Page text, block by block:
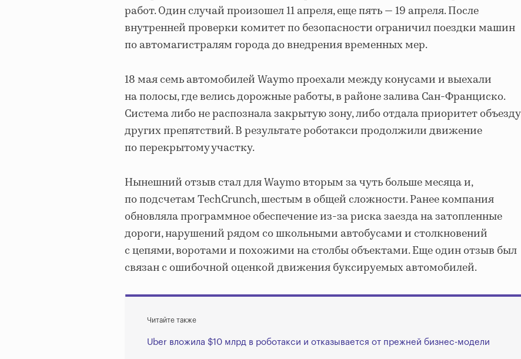
работ. Один случай произошел 11 апреля, еще пять — 19 апреля. После
внутренней проверки комитет по безопасности ограничил поездки машин
по автомагистралям города до внедрения временных мер.
18 мая семь автомобилей Waymo проехали между конусами и выехали
на полосы, где велись дорожные работы, в районе залива Сан-Франциско.
Система либо не распознала закрытую зону, либо отдала приоритет объезду
других препятствий. В результате роботакси продолжили движение
по перекрытому участку.
Нынешний отзыв стал для Waymo вторым за чуть больше месяца и,
по подсчетам TechCrunch, шестым в общей сложности. Ранее компания
обновляла программное обеспечение из-за риска заезда на затопленные
дороги, нарушений рядом со школьными автобусами и столкновений
с цепями, воротами и похожими на столбы объектами. Еще один отзыв был
связан с ошибочной оценкой движения буксируемых автомобилей.
Читайте также
Uber вложила $10 млрд в роботакси и отказывается от прежней бизнес-модели